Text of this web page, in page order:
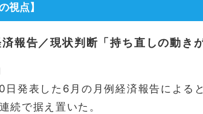
視点】
報告／現状判断「持ち直しの動き
日発表した6月の月例経済報告による
続で据え置いた。